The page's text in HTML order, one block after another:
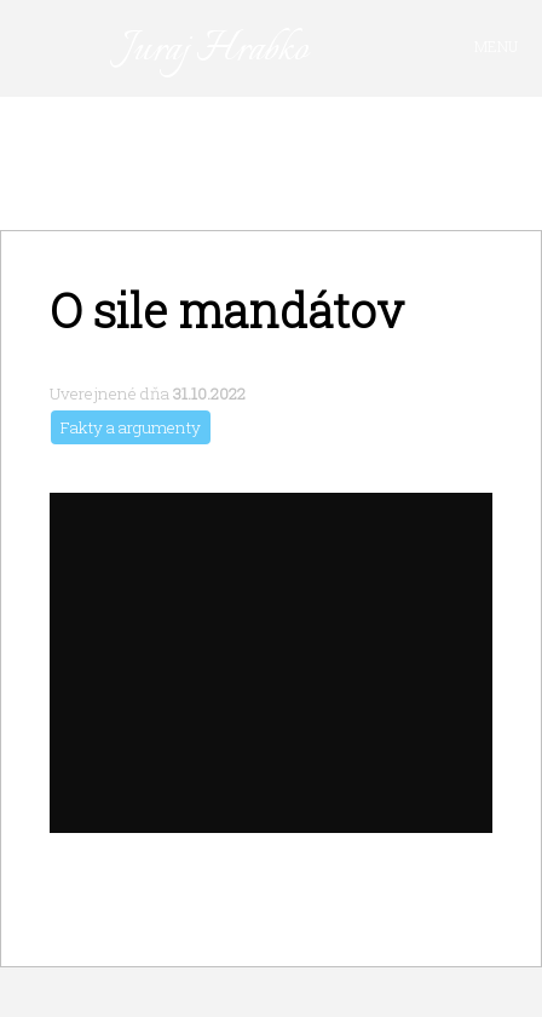
O MNE
O sile mandátov
Uverejnené dňa31.10.2022
Fakty a argumenty